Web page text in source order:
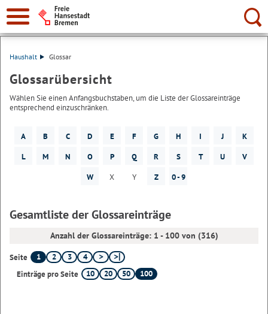
Suche:
Haushalt Glossar
Glossarübersicht
Wählen Sie einen Anfangsbuchstaben, um die Liste der Glossareinträge
entsprechend einzuschränken.
A B C D E F G H I J
K
L
M N O P Q R S T U
V
W
X Y Z 0 - 9
Gesamtliste der Glossareinträge
Anzahl der Glossareinträge: 1 - 100 von (316)
Seite 1 2 3
4
Einträge pro Seite
10 20 50 100